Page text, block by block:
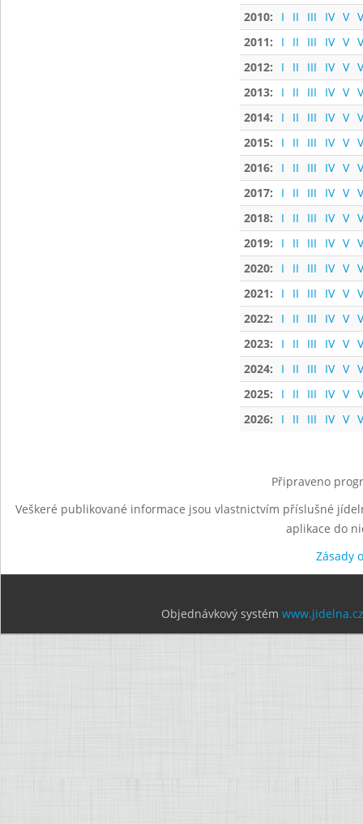
2010:
I II III IV V
2011:
I II III IV V
2012:
I II III IV V
2013:
I II III IV V
2014:
I II III IV V
2015:
I II III IV V
2016:
I II III IV V
2017:
I II III IV V
2018:
I II III IV V
2019:
I II III IV V
2020:
I II III IV V
2021:
I II III IV V
2022:
I II III IV V
2023:
I II III IV V
2024:
I II III IV V
2025:
I II III IV V
2026:
I II III IV V
Připraveno
Veškeré publikované informace jsou vlastnictvím příslušné
aplikace do
Zásady
Objednávkový systém www.jidelna.cz